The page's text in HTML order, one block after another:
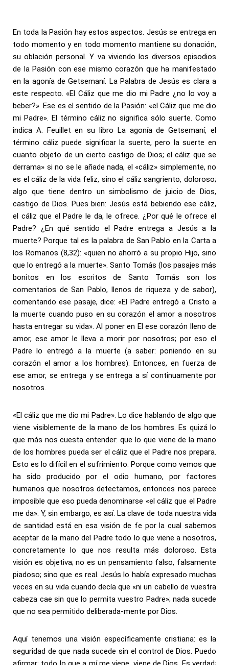
En toda la Pasión hay estos aspectos. Jesús se entrega en
todo momento y en todo momento mantiene su donación,
su oblación personal. Y va viviendo los diversos episodios
de la Pasión con ese mismo corazón que ha manifestado
en la agonía de Getsemaní. La Palabra de Jesús es clara a
este respecto. «El Cáliz que me dio mi Padre ¿no lo voy a
beber?». Ese es el sentido de la Pasión: «el Cáliz que me dio
mi Padre». El término cáliz no significa sólo suerte. Como
indica A. Feuillet en su libro La agonía de Getsemaní, el
término cáliz puede significar la suerte, pero la suerte en
cuanto objeto de un cierto castigo de Dios; el cáliz que se
derrama» si no se le añade nada, el «cáliz» simplemente, no
es el cáliz de la vida feliz, sino el cáliz sangriento, doloroso;
algo que tiene dentro un simbolismo de juicio de Dios,
castigo de Dios. Pues bien: Jesús está bebiendo ese cáliz,
el cáliz que el Padre le da, le ofrece. ¿Por qué le ofrece el
Padre? ¿En qué sentido el Padre entrega a Jesús a la
muerte? Porque tal es la palabra de San Pablo en la Carta a
los Romanos (8,32): «quien no ahorró a su propio Hijo, sino
que lo entregó a la muerte». Santo Tomás (los pasajes más
bonitos en los escritos de Santo Tomás son los
comentarios de San Pablo, llenos de riqueza y de sabor),
comentando ese pasaje, dice: «El Padre entregó a Cristo a
la muerte cuando puso en su corazón el amor a nosotros
hasta entregar su vida». Al poner en El ese corazón lleno de
amor, ese amor le lleva a morir por nosotros; por eso el
Padre lo entregó a la muerte (a saber: poniendo en su
corazón el amor a los hombres). Entonces, en fuerza de
ese amor, se entrega y se entrega a sí continuamente por
nosotros.
«El cáliz que me dio mi Padre». Lo dice hablando de algo que
viene visiblemente de la mano de los hombres. Es quizá lo
que más nos cuesta entender: que lo que viene de la mano
de los hombres pueda ser el cáliz que el Padre nos prepara.
Esto es lo difícil en el sufrimiento. Porque como vemos que
ha sido producido por el odio humano, por factores
humanos que nosotros detectamos, entonces nos parece
imposible que eso pueda denominarse «el cáliz que el Padre
me da». Y, sin embargo, es así. La clave de toda nuestra vida
de santidad está en esa visión de fe por la cual sabemos
aceptar de la mano del Padre todo lo que viene a nosotros,
concretamente lo que nos resulta más doloroso. Esta
visión es objetiva; no es un pensamiento falso, falsamente
piadoso; sino que es real. Jesús lo había expresado muchas
veces en su vida cuando decía que «ni un cabello de vuestra
cabeza cae sin que lo permita vuestro Padre»; nada sucede
que no sea permitido deliberada-mente por Dios.
Aquí tenemos una visión específicamente cristiana: es la
seguridad de que nada sucede sin el control de Dios. Puedo